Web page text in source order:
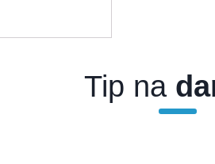
Tip na